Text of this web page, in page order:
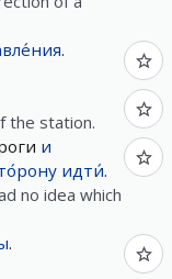
.
the station.
и
идти́.
no idea which
.